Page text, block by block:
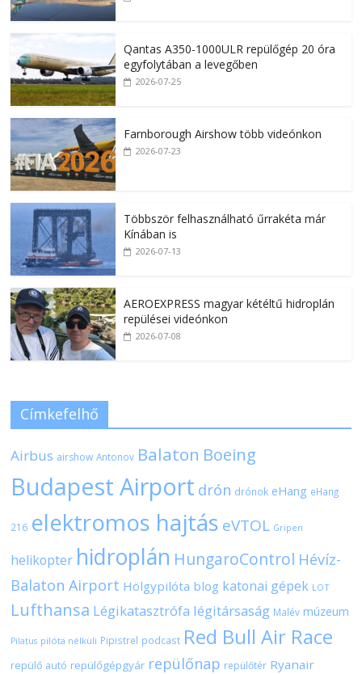
Qantas A350-1000ULR repülőgép 20 óra
egyfolytában a levegőben
2026-07-25
Farnborough Airshow több videónkon
2026-07-23
Többször felhasználható űrrakéta már
Kínában is
2026-07-13
AEROEXPRESS magyar kétéltű hidroplán
repülései videónkon
2026-07-08
Címkefelhő
Airbus airshow Antonov Balaton Boeing
Budapest Airport drón drónok eHang eHang
216 elektromos hajtás eVTOL Gripen
helikopter hidroplán HungaroControl Hévíz-
Balaton Airport Hölgypilóta blog katonai gépek LOT
Lufthansa Légikatasztrófa légitársaság Malév múzeum
Pilatus pilóta nélküli Pipistrel podcast Red Bull Air Race
repülő autó repülőgépgyár repülőnap repülőtér Ryanair